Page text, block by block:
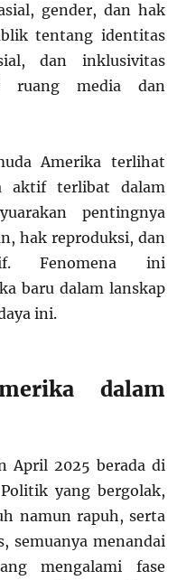
gender, dan hak
tentang identitas
dan inklusivitas
ruang media dan
Amerika terlihat
aktif terlibat dalam
pentingnya
hak reproduksi, dan
Fenomena ini
baru dalam lanskap
ini.
dalam
April 2025 berada di
yang bergolak,
namun rapuh, serta
semuanya menandai
mengalami fase